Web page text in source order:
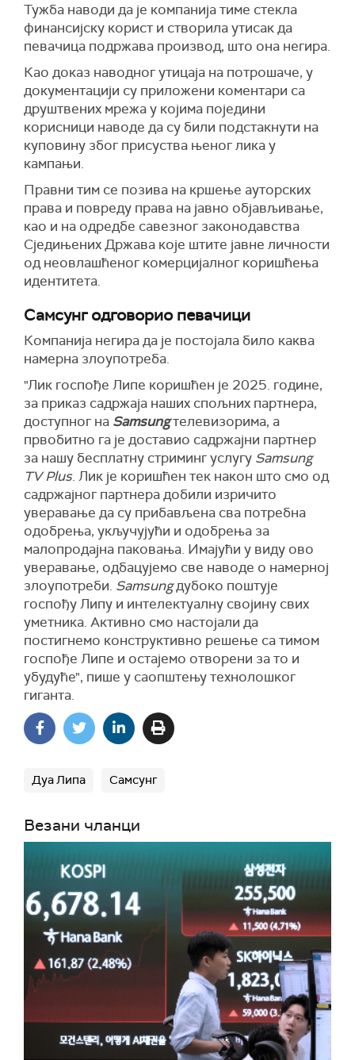
Тужба наводи да је компанија тиме стекла
финансијску корист и створила утисак да
певачица подржава производ, што она негира.
Као доказ наводног утицаја на потрошаче, у
документацији су приложени коментари са
друштвених мрежа у којима поједини
корисници наводе да су били подстакнути на
куповину због присуства њеног лика у
кампањи.
Правни тим се позива на кршење ауторских
права и повреду права на јавно објављивање,
као и на одредбе савезног законодавства
Сједињених Држава које штите јавне личности
од неовлашћеног комерцијалног коришћења
идентитета.
Самсунг одговорио певачици
Компанија негира да је постојала било каква
намерна злоупотреба.
"Лик госпође Липе коришћен је 2025. године,
за приказ садржаја наших спољних партнера,
доступног на Samsungтелевизорима, а
првобитно га је доставио садржајни партнер
за нашу бесплатну стриминг услугу Samsung
TV Plus. Лик је коришћен тек након што смо од
садржајног партнера добили изричито
уверавање да су прибављена сва потребна
одобрења, укључујући и одобрења за
малопродајна паковања. Имајући у виду ово
уверавање, одбацујемо све наводе о намерној
злоупотреби. Samsungдубоко поштује
госпођу Липу и интелектуалну својину свих
уметника. Активно смо настојали да
постигнемо конструктивно решење са тимом
госпође Липе и остајемо отворени за то и
убудуће", пише у саопштењу технолошког
гиганта.
Дуа Липа Самсунг
Везани чланци